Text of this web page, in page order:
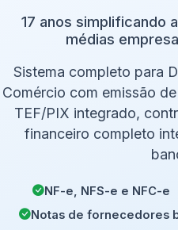
17 anos simplificando
médias
Sistema completo para
Comércio com emissão
TEF/PIX integrado,
financeiro completo
NF-e, NFS-e e NFC-e
Notas de fornecedores